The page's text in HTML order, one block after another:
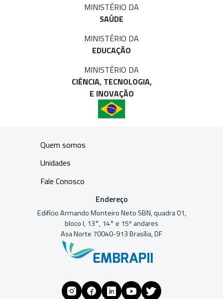
MINISTÉRIO DA
SAÚDE
MINISTÉRIO DA
EDUCAÇÃO
MINISTÉRIO DA
CIÊNCIA, TECNOLOGIA,
E INOVAÇÃO
Quem somos
Unidades
Fale Conosco
Endereço
Edifício Armando Monteiro Neto SBN, quadra 01,
bloco I, 13°, 14° e 15º andares
Asa Norte 70040-913 Brasília, DF